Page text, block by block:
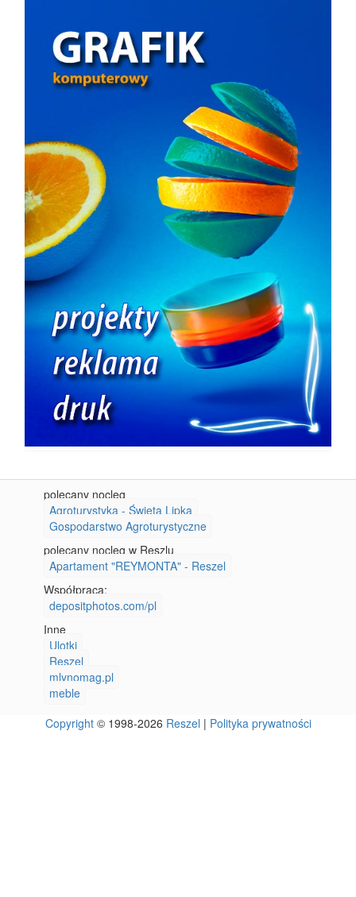
polecany nocleg
Agroturystyka - Święta Lipka
Gospodarstwo Agroturystyczne
polecany nocleg w Reszlu
Apartament "REYMONTA" - Reszel
Współpraca:
depositphotos.com/pl
Inne
Ulotki
Reszel
mlynomag.pl
meble
Copyright© 1998-2026 Reszel | Polityka prywatności